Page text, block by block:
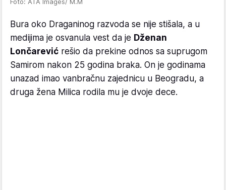
Bura oko Draganinog razvoda se nije stišala, a u
medijima je osvanula vest da je Dženan
Lončarević rešio da prekine odnos sa suprugom
Samirom nakon 25 godina braka. On je godinama
unazad imao vanbračnu zajednicu u Beogradu, a
druga žena Milica rodila mu je dvoje dece.